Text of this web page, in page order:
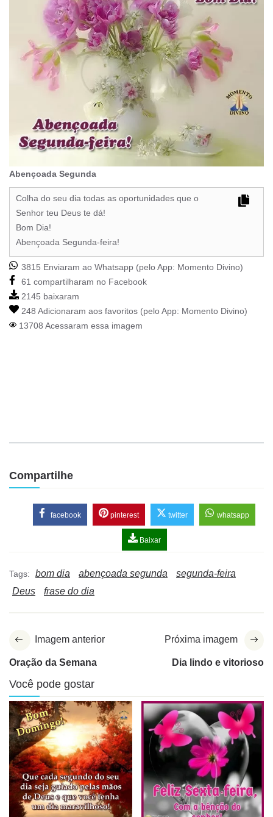
Abençoada Segunda
Colha do seu dia todas as oportunidades que o
Senhor teu Deus te dá!
Bom Dia!
Abençoada Segunda-feira!
3815 Enviaram ao Whatsapp (pelo App: Momento Divino)
61 compartilharam no Facebook
2145 baixaram
248 Adicionaram aos favoritos (pelo App: Momento Divino)
13708 Acessaram essa imagem
Compartilhe
facebook pinterest twitter whatsapp
Baixar
Tags: bom dia abençoada segunda
segunda-feira
Deus
frase do dia
Imagem anterior
Oração da Semana
Próxima imagem
Dia lindo e vitorioso
Você pode gostar